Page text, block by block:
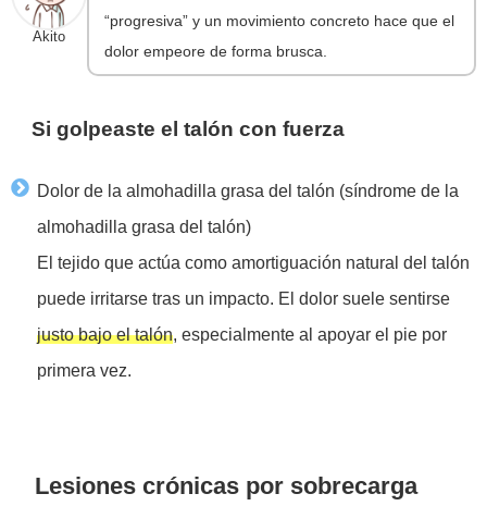
Akito
“progresiva” y un movimiento concreto hace que el
dolor empeore de forma brusca.
Si golpeaste el talón con fuerza
Dolor de la almohadilla grasa del talón (síndrome de la
almohadilla grasa del talón)
El tejido que actúa como amortiguación natural del talón
puede irritarse tras un impacto. El dolor suele sentirse
justo bajo el talón, especialmente al apoyar el pie por
primera vez.
Lesiones crónicas por sobrecarga